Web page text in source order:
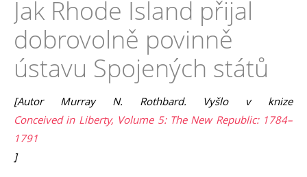
Jak Rhode Island přijal
dobrovolně povinně
ústavu Spojených států
[Autor Murray N. Rothbard. Vyšlo v knize
Conceived in Liberty, Volume 5: The New Republic: 1784–
1791
]